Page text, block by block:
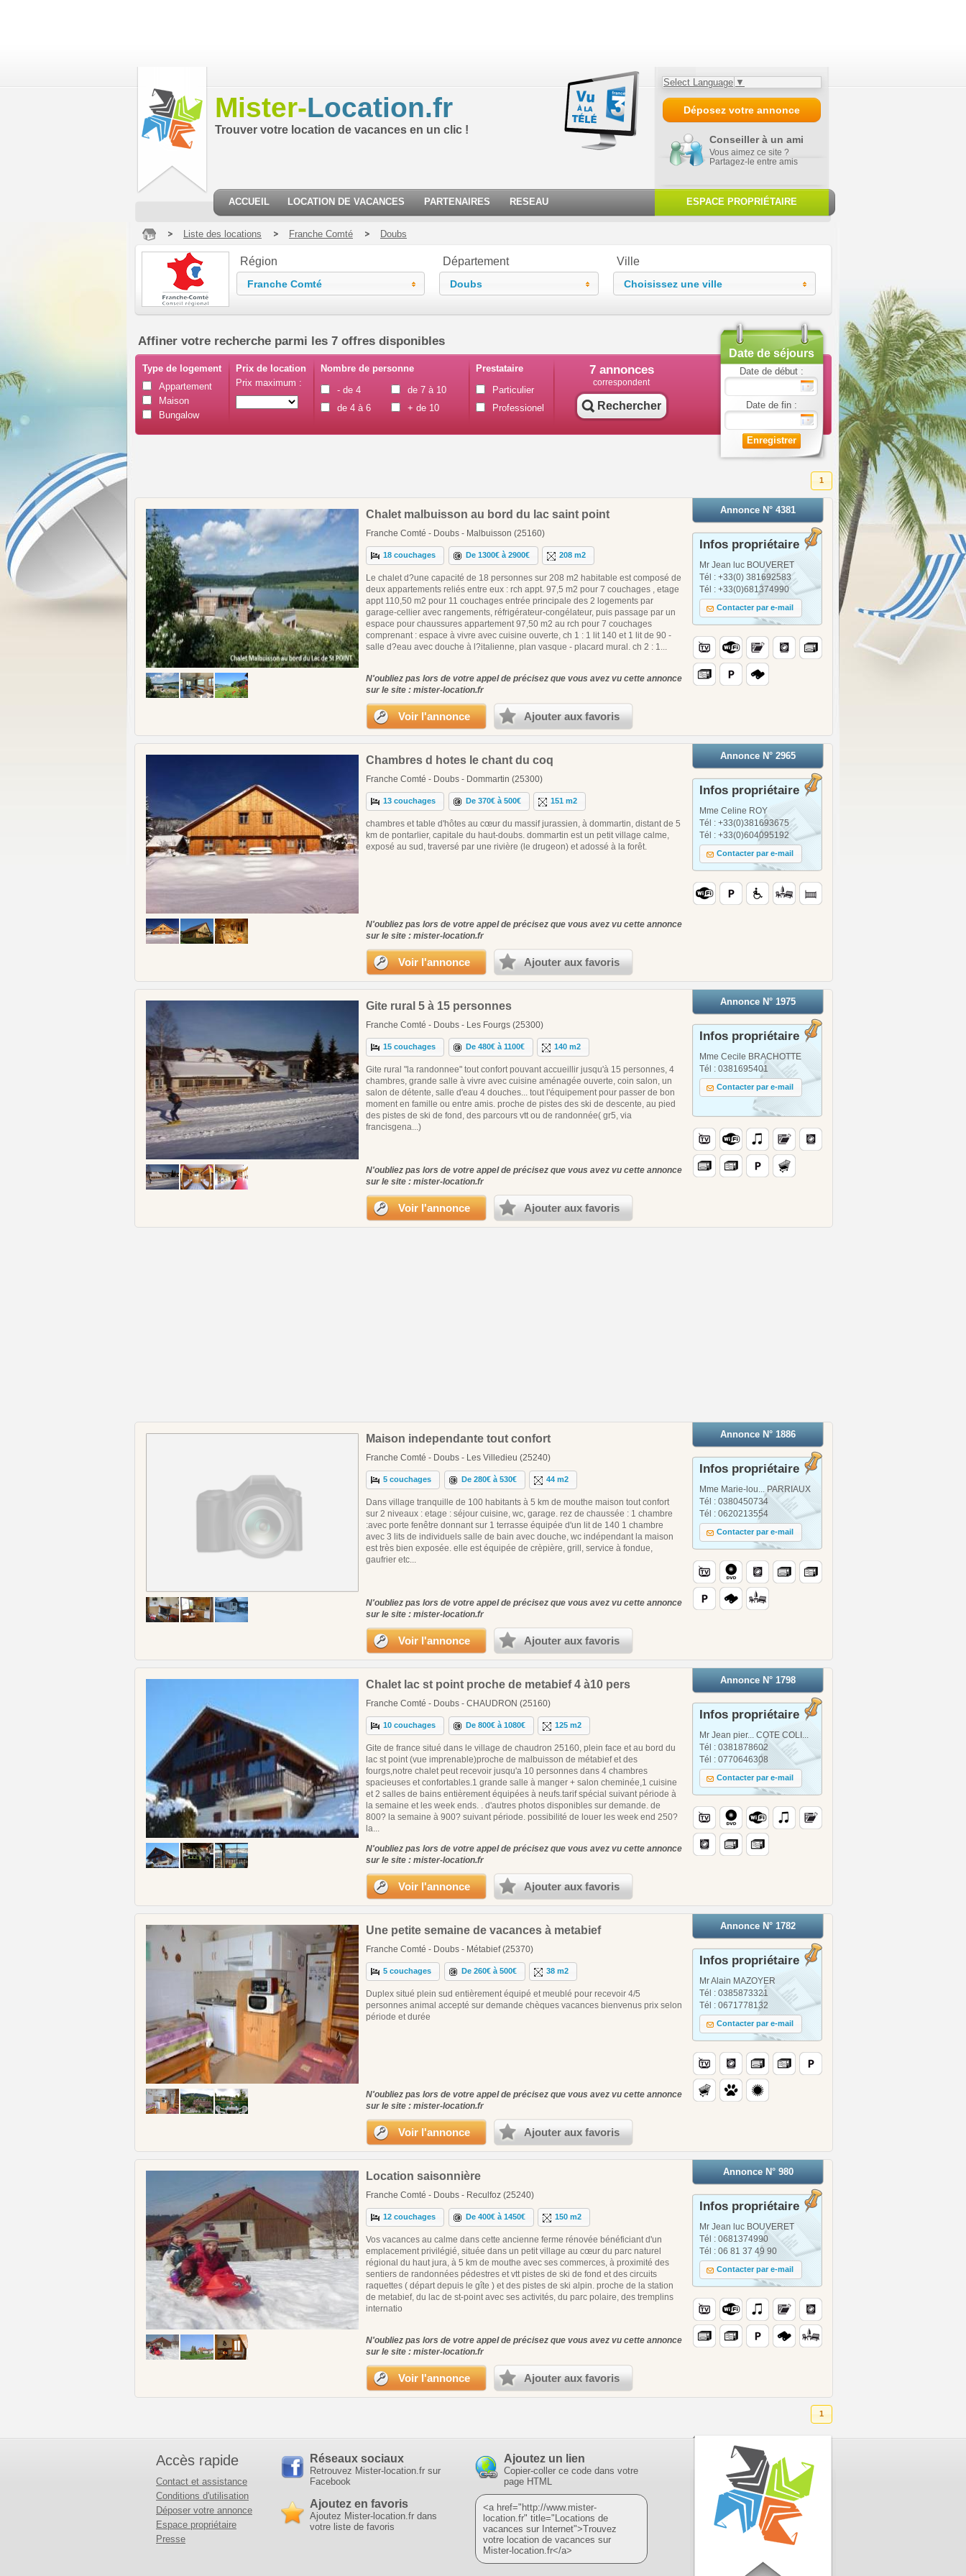
Mister-Location.fr
Trouver votre location de vacances en un clic !
Select Language ▼
Déposez votre annonce
Conseiller à un ami
Vous aimez ce site ?
Partagez-le entre amis
ACCUEIL LOCATION DE VACANCES PARTENAIRES RESEAU ESPACE PROPRIÉTAIRE
Liste des locations Franche Comté Doubs
Région
Franche Comté
Département
Doubs
Ville
Choisissez une ville
Affiner votre recherche parmi les 7 offres disponibles
Type de logement
Appartement
Maison
Bungalow
Prix de location
Prix maximum :
Nombre de personne
- de 4
de 4 à 6
de 7 à 10
+ de 10
Prestataire
Particulier
Professionel
7annonces
correspondent
Rechercher
Date de séjours
Date de début :
Date de fin :
Enregistrer
1
Chalet malbuisson au bord du lac saint point
Franche Comté - Doubs - Malbuisson (25160)
18 couchages De 1300€ à 2900€ 208 m2
Le chalet d?une capacité de 18 personnes sur 208 m2 habitable est composé de
deux appartements reliés entre eux : rch appt. 97,5 m2 pour 7 couchages , etage
appt 110,50 m2 pour 11 couchages entrée principale des 2 logements par
garage-cellier avec rangements, réfrigérateur-congélateur, puis passage par un
espace pour chaussures appartement 97,50 m2 au rch pour 7 couchages
comprenant : espace à vivre avec cuisine ouverte, ch 1 : 1 lit 140 et 1 lit de 90 -
salle d?eau avec douche à l?italienne, plan vasque - placard mural. ch 2 : 1...
N'oubliez pas lors de votre appel de précisez que vous avez vu cette annonce
sur le site : mister-location.fr
Voir l'annonce Ajouter aux favoris
Annonce N° 4381
Infos propriétaire
Mr Jean luc BOUVERET
Tél : +33(0) 381692583
Tél : +33(0)681374990
Contacter par e-mail
Chambres d hotes le chant du coq
Franche Comté - Doubs - Dommartin (25300)
13 couchages De 370€ à 500€ 151 m2
chambres et table d'hôtes au cœur du massif jurassien, à dommartin, distant de 5
km de pontarlier, capitale du haut-doubs. dommartin est un petit village calme,
exposé au sud, traversé par une rivière (le drugeon) et adossé à la forêt.
N'oubliez pas lors de votre appel de précisez que vous avez vu cette annonce
sur le site : mister-location.fr
Voir l'annonce Ajouter aux favoris
Annonce N° 2965
Infos propriétaire
Mme Celine ROY
Tél : +33(0)381693675
Tél : +33(0)604095192
Contacter par e-mail
Gite rural 5 à 15 personnes
Franche Comté - Doubs - Les Fourgs (25300)
15 couchages De 480€ à 1100€ 140 m2
Gite rural "la randonnee" tout confort pouvant accueillir jusqu'à 15 personnes, 4
chambres, grande salle à vivre avec cuisine aménagée ouverte, coin salon, un
salon de détente, salle d'eau 4 douches... tout l'équipement pour passer de bon
moment en famille ou entre amis. proche de pistes des ski de descente, au pied
des pistes de ski de fond, des parcours vtt ou de randonnée( gr5, via
francisgena...)
N'oubliez pas lors de votre appel de précisez que vous avez vu cette annonce
sur le site : mister-location.fr
Voir l'annonce Ajouter aux favoris
Annonce N° 1975
Infos propriétaire
Mme Cecile BRACHOTTE
Tél : 0381695401
Contacter par e-mail
Maison independante tout confort
Franche Comté - Doubs - Les Villedieu (25240)
5 couchages De 280€ à 530€ 44 m2
Dans village tranquille de 100 habitants à 5 km de mouthe maison tout confort
sur 2 niveaux : etage : séjour cuisine, wc, garage. rez de chaussée : 1 chambre
:avec porte fenêtre donnant sur 1 terrasse équipée d'un lit de 140 1 chambre
avec 3 lits de individuels salle de bain avec douche, wc indépendant la maison
est très bien exposée. elle est équipée de crèpière, grill, service à fondue,
gaufrier etc...
N'oubliez pas lors de votre appel de précisez que vous avez vu cette annonce
sur le site : mister-location.fr
Voir l'annonce Ajouter aux favoris
Annonce N° 1886
Infos propriétaire
Mme Marie-lou... PARRIAUX
Tél : 0380450734
Tél : 0620213554
Contacter par e-mail
Chalet lac st point proche de metabief 4 à10 pers
Franche Comté - Doubs - CHAUDRON (25160)
10 couchages De 800€ à 1080€ 125 m2
Gite de france situé dans le village de chaudron 25160, plein face et au bord du
lac st point (vue imprenable)proche de malbuisson de métabief et des
fourgs,notre chalet peut recevoir jusqu'a 10 personnes dans 4 chambres
spacieuses et confortables.1 grande salle à manger + salon cheminée,1 cuisine
et 2 salles de bains entièrement équipées à neufs.tarif spécial suivant période à
la semaine et les week ends. . d'autres photos disponibles sur demande. de
800? la semaine à 900? suivant période. possibilité de louer les week end 250?
la...
N'oubliez pas lors de votre appel de précisez que vous avez vu cette annonce
sur le site : mister-location.fr
Voir l'annonce Ajouter aux favoris
Annonce N° 1798
Infos propriétaire
Mr Jean pier... COTE COLI...
Tél : 0381878602
Tél : 0770646308
Contacter par e-mail
Une petite semaine de vacances à metabief
Franche Comté - Doubs - Métabief (25370)
5 couchages De 260€ à 500€ 38 m2
Duplex situé plein sud entièrement équipé et meublé pour recevoir 4/5
personnes animal accepté sur demande chèques vacances bienvenus prix selon
période et durée
N'oubliez pas lors de votre appel de précisez que vous avez vu cette annonce
sur le site : mister-location.fr
Voir l'annonce Ajouter aux favoris
Annonce N° 1782
Infos propriétaire
Mr Alain MAZOYER
Tél : 0385873321
Tél : 0671778132
Contacter par e-mail
Location saisonnière
Franche Comté - Doubs - Reculfoz (25240)
12 couchages De 400€ à 1450€ 150 m2
Vos vacances au calme dans cette ancienne ferme rénovée bénéficiant d'un
emplacement privilégié, située dans un petit village au cœur du parc naturel
régional du haut jura, à 5 km de mouthe avec ses commerces, à proximité des
sentiers de randonnées pédestres et vtt pistes de ski de fond et des circuits
raquettes ( départ depuis le gîte ) et des pistes de ski alpin. proche de la station
de metabief, du lac de st-point avec ses activités, du parc polaire, des tremplins
internatio
N'oubliez pas lors de votre appel de précisez que vous avez vu cette annonce
sur le site : mister-location.fr
Voir l'annonce Ajouter aux favoris
Annonce N° 980
Infos propriétaire
Mr Jean luc BOUVERET
Tél : 0681374990
Tél : 06 81 37 49 90
Contacter par e-mail
1
Accès rapide
Contact et assistance
Conditions d'utilisation
Déposer votre annonce
Espace propriétaire
Presse
Réseaux sociaux
Retrouvez Mister-location.fr sur
Facebook
Ajoutez en favoris
Ajoutez Mister-location.fr dans
votre liste de favoris
Ajoutez un lien
Copier-coller ce code dans votre
page HTML
<a href="http://www.mister-
location.fr" title="Locations de
vacances sur Internet">Trouvez
votre location de vacances sur
Mister-location.fr</a>